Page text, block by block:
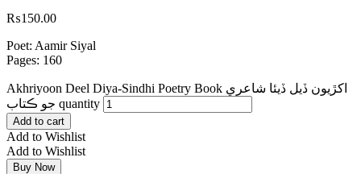
₨150.00
Poet: Aamir Siyal
Pages: 160
Akhriyoon Deel Diya-Sindhi Poetry Book اکڙيون ڏيل ڏيئا شاعري
جو ڪتاب quantity
Add to cart
Add to Wishlist
Add to Wishlist
Buy Now